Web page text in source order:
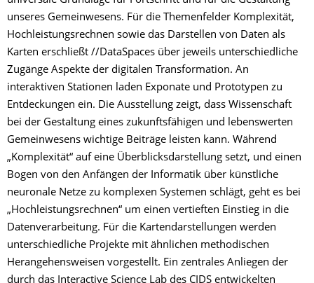
unseres Gemeinwesens. Für die Themenfelder Komplexität,
Hochleistungsrechnen sowie das Darstellen von Daten als
Karten erschließt ­//­DataSpaces über jeweils unterschiedliche
Zugänge Aspekte der digitalen Transformation. An
interaktiven Stationen laden Exponate und Prototypen zu
Entdeckungen ein. Die Ausstellung zeigt, dass Wissenschaft
bei der Gestaltung eines zukunftsfähigen und lebenswerten
Gemeinwesens wichtige Beiträge leisten kann. Während
„Komplexität“ auf eine Überblicksdarstellung setzt, und einen
Bogen von den Anfängen der Informatik über künstliche
neuronale Netze zu komplexen Systemen schlägt, geht es bei
„Hochleistungsrechnen“ um einen vertieften Einstieg in die
Datenverarbeitung. Für die Kartendarstellungen werden
unterschiedliche Projekte mit ähnlichen methodischen
Herangehensweisen vorgestellt. Ein zentrales Anliegen der
durch das Interactive Science Lab des CIDS entwickelten